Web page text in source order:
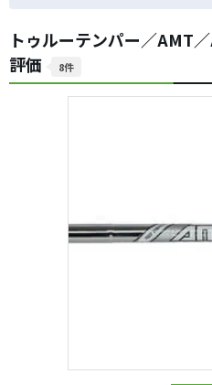
トゥルーテンパー／AMT
評価
8件